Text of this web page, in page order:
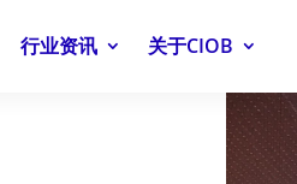
行业资讯 关于CIOB